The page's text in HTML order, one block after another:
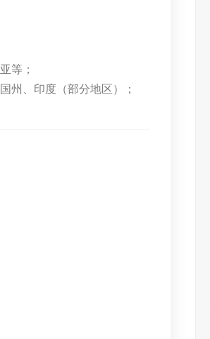
等；
州、印度（部分地区）；